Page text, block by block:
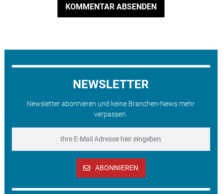
KOMMENTAR ABSENDEN
NEWSLETTER
Newsletter abonnieren und keine Branchen-News mehr
verpassen.
ABONNIEREN